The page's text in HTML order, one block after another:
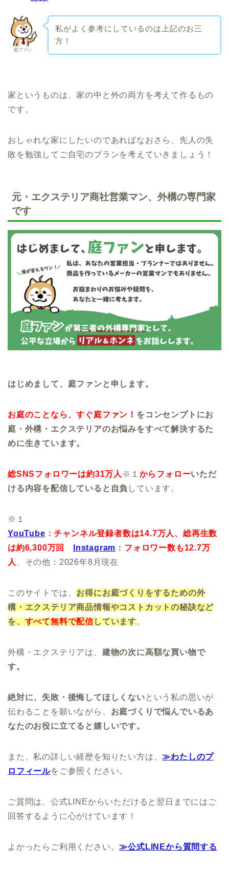
庭ファン
私がよく参考にしているのは上記のお三
方！
家というものは、家の中と外の両方を考えて作るもの
です。
おしゃれな家にしたいのであればなおさら、先人の失
敗を勉強してご自宅のプランを考えていきましょう！
元・エクステリア商社営業マン、外構の専門家
です
はじめまして、庭ファンと申します。
お庭のことなら、すぐ庭ファン！ をコンセンプトにお
庭・外構・エクステリアのお悩みをすべて解決するた
めに生きています。
総SNSフォロワーは約31万人 ※１ からフォローいただ
ける内容を配信していると自負 しています。
※１
YouTube ：チャンネル登録者数は14.7万人、総再生数
は約6,300万回
Instagram ： フォロワー数も12.7万
人
、その他：2026年8月現在
このサイトでは、 お得にお庭づくりをするための外
構・エクステリア商品情報やコストカットの秘訣など
を、 すべて無料で配信 しています。
外構・エクステリアは、 建物の次に高額な買い物で
す。
絶対に、失敗・後悔してほしくないという私の思いが
伝わることを願いながら、 お庭づくりで悩んでいるあ
なたのお役に立てると嬉しいです。
また、私の詳しい経歴を知りたい方は、≫わたしのプ
ロフィールをご参照ください。
ご質問は、公式LINEからいただけると翌日までにはご
回答するように心がけています！
よかったらご利用ください。≫公式LINEから質問する